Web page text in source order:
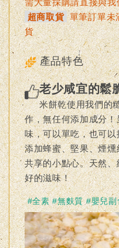
超商取貨單筆訂單未
貨
產品特色
老少咸宜的鬆
米餅乾使用我們的
作，無任何添加成分
味，可以單吃，也可
添加蜂蜜、堅果、煙
共享的小點心。天然
好的滋味！
#全素 #無麩質 #嬰兒副